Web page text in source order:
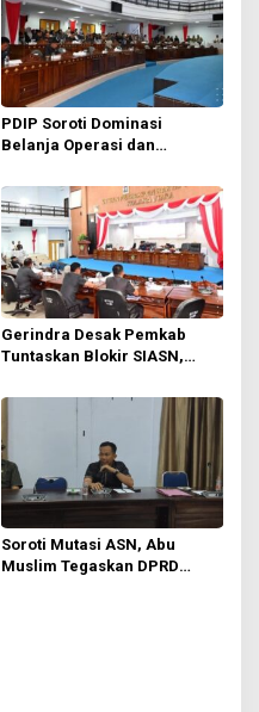
PDIP Soroti Dominasi
Belanja Operasi dan
SIASN
Gerindra Desak Pemkab
Tuntaskan Blokir SIASN,
Dievaluasi Total
Soroti Mutasi ASN, Abu
Muslim Tegaskan DPRD